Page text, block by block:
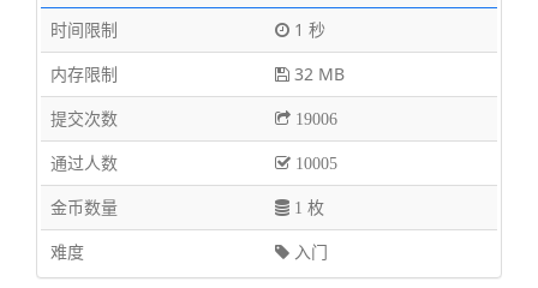
时间限制
1 秒
内存限制
32 MB
提交次数
19006
通过人数 10005
金币数量 1 枚
难度 入门